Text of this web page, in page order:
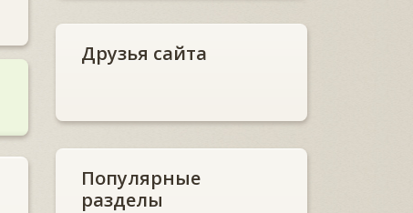
Друзья сайта
Популярные
разделы